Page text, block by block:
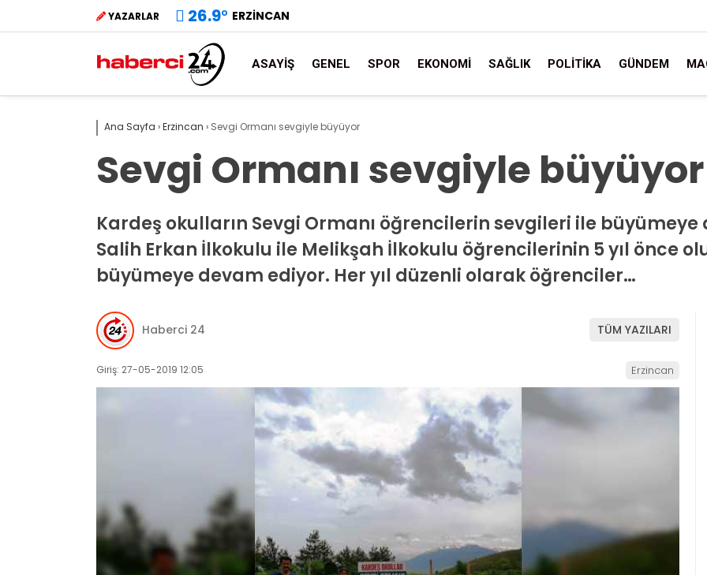
YAZARLAR 26.9° ERZINCAN
ASAYIŞ GENEL SPOR EKONOMI SAĞLIK POLITIKA GÜNDEM
Ana Sayfa ›Erzincan › Sevgi Ormanı sevgiyle büyüyor
Sevgi Ormanı sevgiyle büyüyor
Kardeş okulların Sevgi Ormanı öğrencilerin sevgileri ile
Salih Erkan İlkokulu ile Melikşah İlkokulu öğrencilerinin 5 yıl önce
büyümeye devam ediyor. Her yıl düzenli olarak öğrenciler…
Haberci 24 TÜM YAZILARI
Giriş: 27-05-2019 12:05 Erzincan